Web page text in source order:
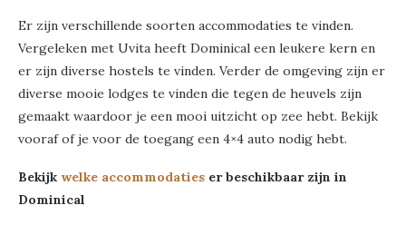
Er zijn verschillende soorten accommodaties te vinden.
Vergeleken met Uvita heeft Dominical een leukere kern en
er zijn diverse hostels te vinden. Verder de omgeving zijn er
diverse mooie lodges te vinden die tegen de heuvels zijn
gemaakt waardoor je een mooi uitzicht op zee hebt. Bekijk
vooraf of je voor de toegang een 4×4 auto nodig hebt.
Bekijk welke accommodaties er beschikbaar zijn in
Dominical